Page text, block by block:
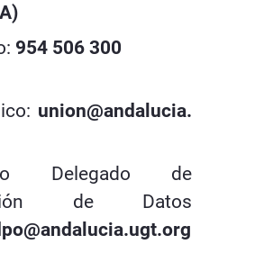
954 506 300
union@andalucia.
Delegado de
de Datos